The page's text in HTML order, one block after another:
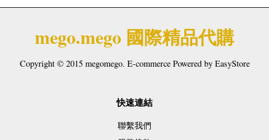
mego.mego 國際精品代購
Copyright © 2015 megomego. E-commerce Powered by EasyStore
快速連結
聯繫我們